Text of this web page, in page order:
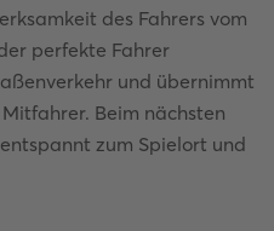
des Fahrers vom
perfekte Fahrer
und übernimmt
Beim nächsten
zum Spielort und